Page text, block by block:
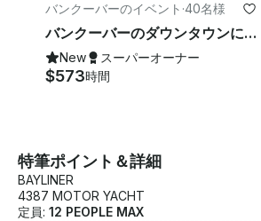
バンクーバーのイベント ·40名様
バンクーバーのダウンタウンにある40人乗りのダブルデッカーカタマラン
New スーパーオーナー
$573時間
特筆ポイント＆詳細
BAYLINER
4387 MOTOR YACHT
定員: 12 PEOPLE MAX